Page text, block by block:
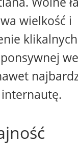
wielkość i